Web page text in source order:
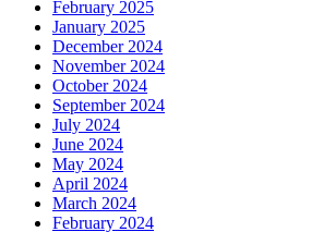
February 2025
January 2025
December 2024
November 2024
October 2024
September 2024
July 2024
June 2024
May 2024
April 2024
March 2024
February 2024